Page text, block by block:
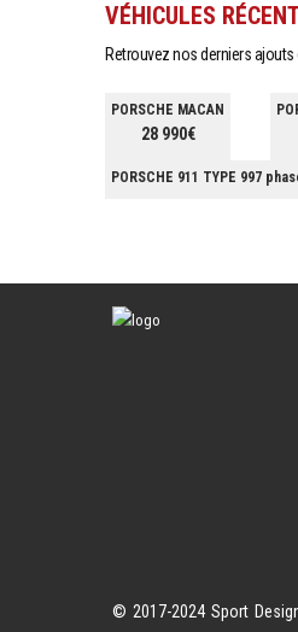
VÉHICULES
Retrouvez nos derniers
PORSCHE MACAN
28 990€
PORSCHE 911 TYPE 997
© 2017-2024 Sport